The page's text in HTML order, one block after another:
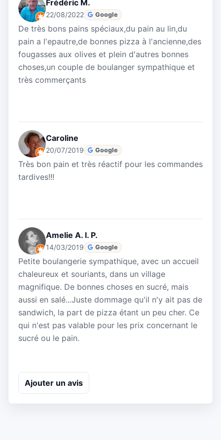
Frédéric M.
22/08/2022 Google
De très bons pains spéciaux,du pain au lin,du
pain a l'epautre,de bonnes pizza à l'ancienne,des
fougasses aux olives et plein d'autres bonnes
choses,un couple de boulanger sympathique et
très commerçants
Caroline
20/07/2019 Google
Très bon pain et très réactif pour les commandes
tardives!!!
Amelie A. l. P.
14/03/2019 Google
Petite boulangerie sympathique, avec un accueil
chaleureux et souriants, dans un village
magnifique. De bonnes choses en sucré, mais
aussi en salé...Juste dommage qu'il n'y ait pas de
sandwich, la part de pizza étant un peu cher. Ce
qui n'est pas valable pour les prix concernant le
sucré ou le pain.
Ajouter un avis